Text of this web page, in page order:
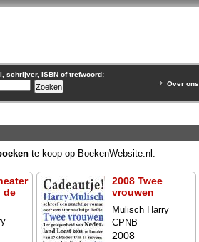
schrijver, ISBN of trefwoord:
Over ons
te koop op BoekenWebsite.nl.
de
2008 Twee
vrouwen
Mulisch Harry
CPNB
2008